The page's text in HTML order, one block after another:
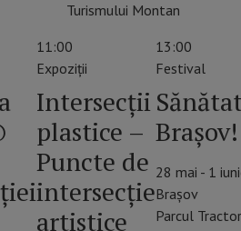
Turismului Montan
11:00
Expoziții
Intersecții
plastice –
Puncte de
intersecție
artistice
13:00
Festival
Brașov!
28 mai - 1
Brașov
Parcul